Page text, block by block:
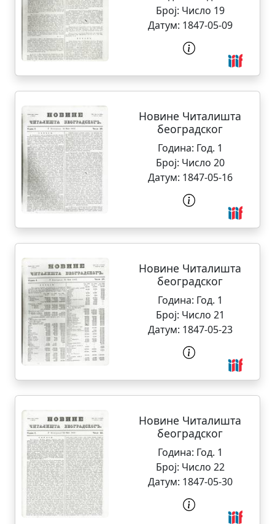
Број: Число 19
Датум: 1847-05-09
Новине Читалишта
београдског
Година: Год. 1
Број: Число 20
Датум: 1847-05-16
Новине Читалишта
београдског
Година: Год. 1
Број: Число 21
Датум: 1847-05-23
Новине Читалишта
београдског
Година: Год. 1
Број: Число 22
Датум: 1847-05-30